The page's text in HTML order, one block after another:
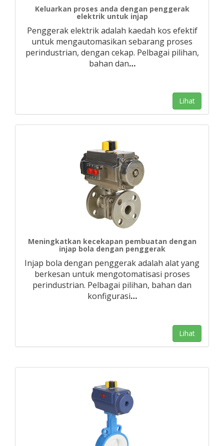
Keluarkan proses anda dengan penggerak
elektrik untuk injap
Penggerak elektrik adalah kaedah kos efektif
untuk mengautomasikan sebarang proses
perindustrian, dengan cekap. Pelbagai pilihan,
bahan dan…
Lihat
Meningkatkan kecekapan pembuatan dengan
injap bola dengan penggerak
Injap bola dengan penggerak adalah alat yang
berkesan untuk mengotomatisasi proses
perindustrian. Pelbagai pilihan, bahan dan
konfigurasi…
Lihat